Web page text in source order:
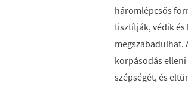
háromlépcsős
tisztítják, védik és
megszabadulhat.
korpásodás elleni
szépségét, és